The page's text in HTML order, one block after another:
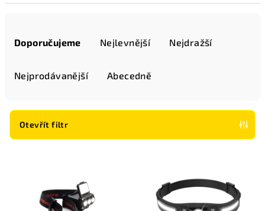
r
Doporučujeme Nejlevnější Nejdražší
Nejprodávanější Abecedně
Otevřít filtr